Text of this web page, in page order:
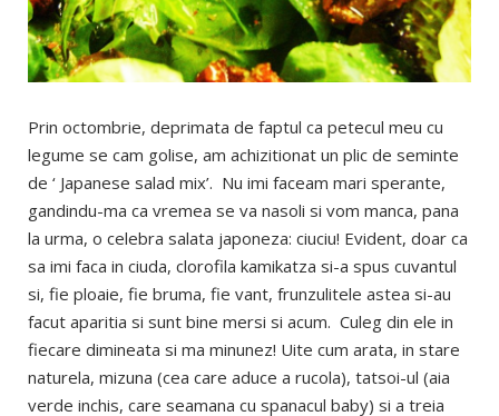
Prin octombrie, deprimata de faptul ca petecul meu cu
legume se cam golise, am achizitionat un plic de seminte
de ‘ Japanese salad mix’. Nu imi faceam mari sperante,
gandindu-ma ca vremea se va nasoli si vom manca, pana
la urma, o celebra salata japoneza: ciuciu! Evident, doar ca
sa imi faca in ciuda, clorofila kamikatza si-a spus cuvantul
si, fie ploaie, fie bruma, fie vant, frunzulitele astea si-au
facut aparitia si sunt bine mersi si acum. Culeg din ele in
fiecare dimineata si ma minunez! Uite cum arata, in stare
naturela, mizuna (cea care aduce a rucola), tatsoi-ul (aia
verde inchis, care seamana cu spanacul baby) si a treia